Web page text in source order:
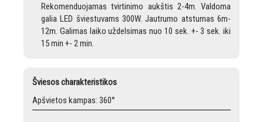
Rekomenduojamas tvirtinimo aukštis 2-4m. Valdoma
galia LED šviestuvams 300W. Jautrumo atstumas 6m-
12m. Galimas laiko uždelsimas nuo 10 sek. +- 3 sek. iki
15 min +- 2 min.
Šviesos charakteristikos
Apšvietos kampas: 360°